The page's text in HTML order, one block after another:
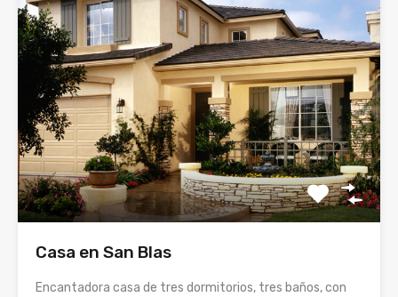
Casa en San Blas
Encantadora casa de tres dormitorios, tres baños, con